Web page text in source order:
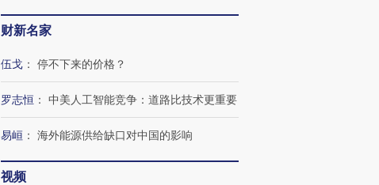
财新名家
伍戈 ： 停不下来的价格？
罗志恒 ： 中美人工智能竞争：道路比技术更重要
易峘 ： 海外能源供给缺口对中国的影响
视频